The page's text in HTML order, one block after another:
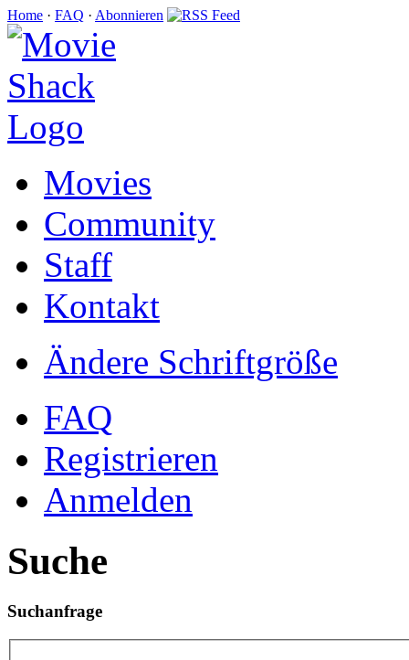
Home · FAQ · Abonnieren
Movies
Community
Staff
Kontakt
Ändere Schriftgröße
FAQ
Registrieren
Anmelden
Suche
Suchanfrage